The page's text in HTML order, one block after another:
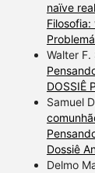
naïve
Walter F.
DOSSIÊ
Samuel
Dossiê
Delmo